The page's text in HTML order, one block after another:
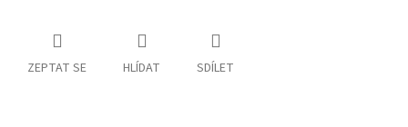
ZEPTAT SE HLÍDAT SDÍLET